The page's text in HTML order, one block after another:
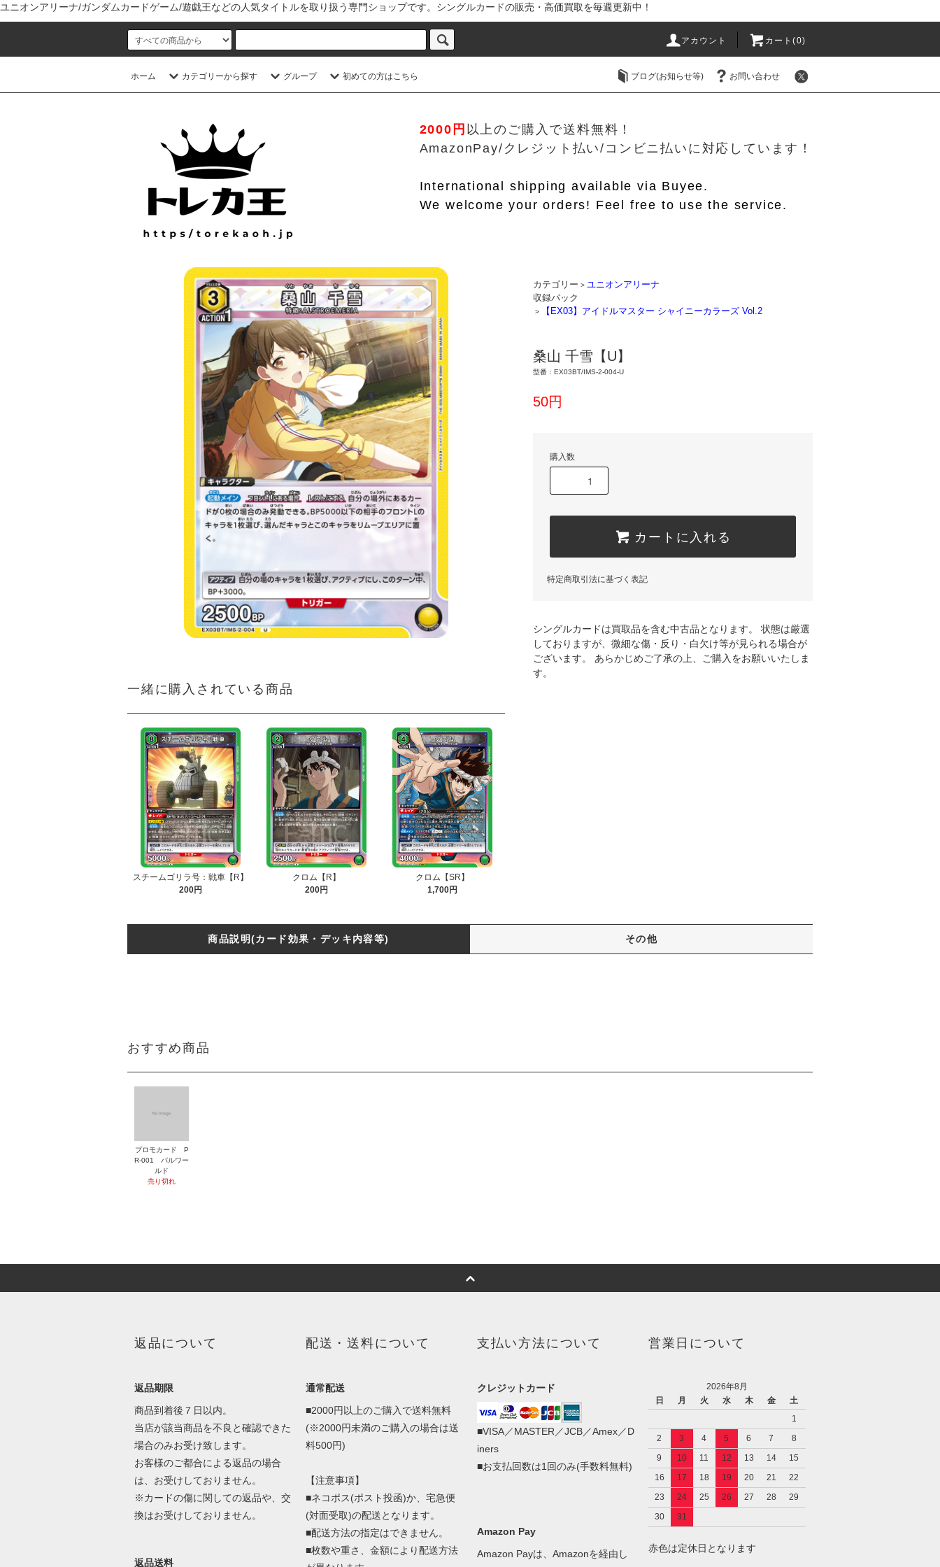
ユニオンアリーナ/ガンダムカードゲーム/遊戯王などの人気タイトルを取り扱う専門ショップです。シングルカードの販売・高価買取を毎週更新中！
アカウント カート(0)
ホーム カテゴリーから探す グループ 初めての方はこちら ブログ(お知らせ等) お問い合わせ
2000円 以上のご購入で送料無料！
AmazonPay/クレジット払い/コンビニ払いに対応しています！
International shipping available via Buyee.
We welcome your orders! Feel free to use the service.
一緒に購入されている商品
スチームゴリラ号：戦車【R】
200円
クロム【R】
200円
クロム【SR】
1,700円
カテゴリー > ユニオンアリーナ
収録パック
> 【EX03】アイドルマスター シャイニーカラーズ Vol.2
桑山 千雪【U】
型番：EX03BT/IMS-2-004-U
50円
購入数
カートに入れる
特定商取引法に基づく表記
シングルカードは買取品を含む中古品となります。 状態は厳選
しておりますが、微細な傷・反り・白欠け等が見られる場合が
ございます。 あらかじめご了承の上、ご購入をお願いいたしま
す。
商品説明(カード効果・デッキ内容等) その他
おすすめ商品
プロモカード P
R-001 パルワー
ルド
売り切れ
返品について
返品期限
商品到着後７日以内。
当店が該当商品を不良と確認できた
場合のみお受け致します。
お客様のご都合による返品の場合
は、お受けしておりません。
※カードの傷に関しての返品や、交
換はお受けしておりません。
返品送料
配送・送料について
通常配送
■2000円以上のご購入で送料無料
(※2000円未満のご購入の場合は送
料500円)
【注意事項】
■ネコポス(ポスト投函)か、宅急便
(対面受取)の配送となります。
■配送方法の指定はできません。
■枚数や重さ、金額により配送方法
支払い方法について
クレジットカード
■VISA／MASTER／JCB／Amex／D
iners
■お支払回数は1回のみ(手数料無料)
Amazon Pay
Amazon Payは、Amazonを経由し
営業日について
2026年8月
日
月 火 水 木 金
土
1
2
3 4 5 6 7
8
9
10 11 12 13 14
15
16
17 18 19 20 21
22
23
24 25 26 27 28
29
30
31
赤色は定休日となります